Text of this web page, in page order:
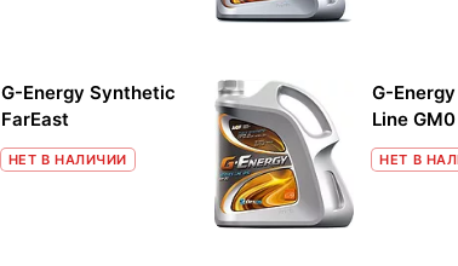
G-Energy Synthetic
FarEast
НЕТ В НАЛИЧИИ
G-
Line GM0
НЕТ В